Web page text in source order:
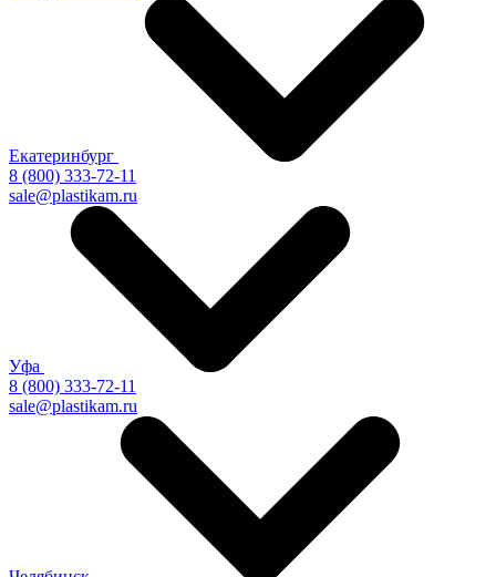
Екатеринбург
8 (800) 333-72-11
sale@plastikam.ru
Уфа
8 (800) 333-72-11
sale@plastikam.ru